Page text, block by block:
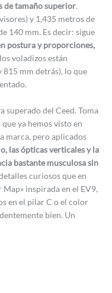
de tamaño superior.
y 1,435 metros de
140 mm. Es decir: sigue
postura y proporciones,
voladizos están
815 mm detrás), lo que
superado del Ceed. Toma
ya hemos visto en
marca, pero aplicados
las ópticas verticales y la
bastante musculosa sin
curiosos que en
inspirada en el EV9,
en el pilar C o el color
bien. Un